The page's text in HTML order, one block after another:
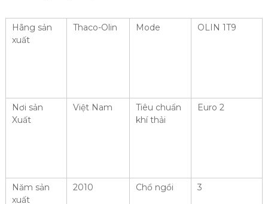
Hãng sản
xuất
Thaco-Olin Mode OLIN 1T9
Nơi sản
Xuất
Việt Nam
Tiêu chuẩn
khí thải
Euro 2
Năm sản
xuất
2010 Chổ ngồi 3